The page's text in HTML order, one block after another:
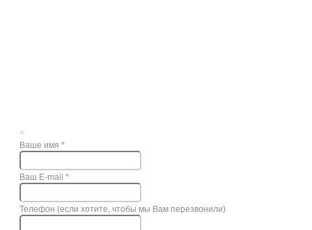
×
Ваше имя *
Ваш E-mail *
Телефон (если хотите, чтобы мы Вам перезвонили)